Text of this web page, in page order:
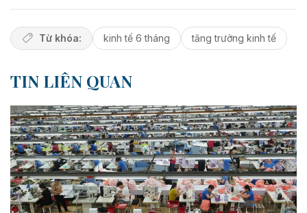
Từ khóa: kinh tế 6 tháng tăng trưởng kinh tế
TIN LIÊN QUAN